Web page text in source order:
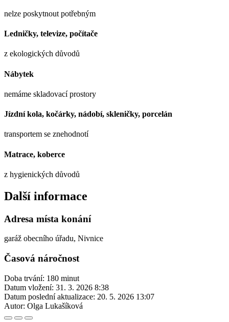
nelze poskytnout potřebným
Ledničky, televize, počítače
z ekologických důvodů
Nábytek
nemáme skladovací prostory
Jízdní kola, kočárky, nádobí, skleničky, porcelán
transportem se znehodnotí
Matrace, koberce
z hygienických důvodů
Další informace
Adresa místa konání
garáž obecního úřadu, Nivnice
Časová náročnost
Doba trvání: 180 minut
Datum vložení: 31. 3. 2026 8:38
Datum poslední aktualizace: 20. 5. 2026 13:07
Autor: Olga Lukašíková